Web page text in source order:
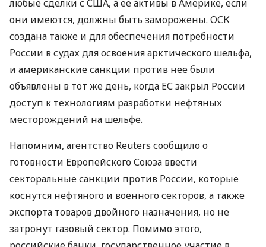
любые сделки сСША, а ее активы в Америке, если
они имеются, должны быть заморожены. ОСК
создана также и для обеспечения потребности
России в судах для освоения арктического шельфа,
и американские санкции против нее были
объявлены в тот же день, когда ЕС закрыл России
доступ к технологиям разработки нефтяных
месторождений на шельфе.
Напомним, агентство Reuters сообщило о
готовности Европейского Союза ввести
секторальные санкции против России, которые
коснутся нефтяного и военного секторов, а также
экспорта товаров двойного назначения, но не
затронут газовый сектор. Помимо этого,